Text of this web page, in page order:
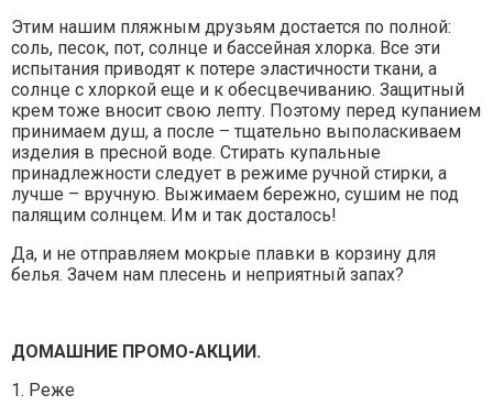
Этим нашим пляжным друзьям достается по полной:
соль, песок, пот, солнце и бассейная хлорка. Все эти
испытания приводят к потере эластичности ткани, а
солнце с хлоркой еще и к обесцвечиванию. Защитный
крем тоже вносит свою лепту. Поэтому перед купанием
принимаем душ, а после – тщательно выполаскиваем
изделия в пресной воде. Стирать купальные
принадлежности следует в режиме ручной стирки, а
лучше – вручную. Выжимаем бережно, сушим не под
палящим солнцем. Им и так досталось!
Да, и не отправляем мокрые плавки в корзину для
белья. Зачем нам плесень и неприятный запах?
ДОМАШНИЕ ПРОМО-АКЦИИ.
1. Реже